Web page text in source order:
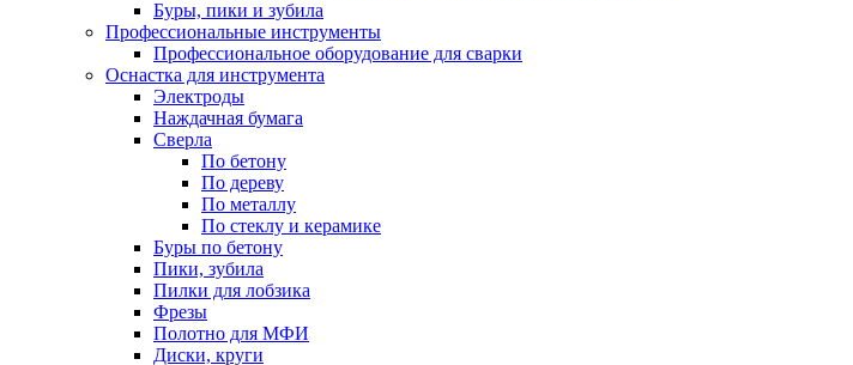
Буры, пики и зубила
Профессиональные инструменты
Профессиональное оборудование для сварки
Оснастка для инструмента
Электроды
Наждачная бумага
Сверла
По бетону
По дереву
По металлу
По стеклу и керамике
Буры по бетону
Пики, зубила
Пилки для лобзика
Фрезы
Полотно для МФИ
Диски, круги